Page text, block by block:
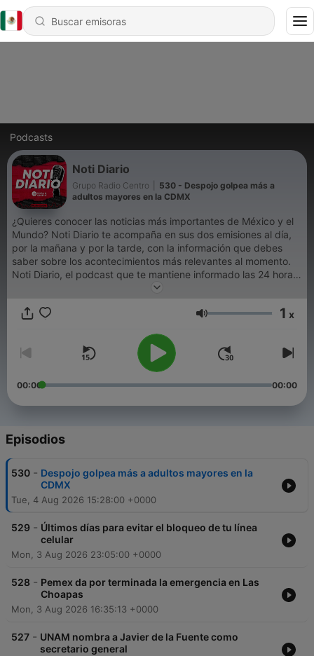
Podcasts
Noti Diario
Grupo Radio Centro
530 - Despojo golpea más a
adultos mayores en la CDMX
¿Quieres conocer las noticias más importantes de México y el
Mundo? Noti Diario te acompaña en sus dos emisiones al día,
por la mañana y por la tarde, con la información que debes
saber sobre los acontecimientos más relevantes al momento.
Noti Diario, el podcast que te mantiene informado las 24 horas.
Volumen 1 x
00:00 00:00
Episodios
530 - Despojo golpea más a adultos mayores en la
CDMX
Tue, 4 Aug 2026 15:28:00 +0000
529 - Últimos días para evitar el bloqueo de tu línea
celular
Mon, 3 Aug 2026 23:05:00 +0000
528 - Pemex da por terminada la emergencia en Las
Choapas
Mon, 3 Aug 2026 16:35:13 +0000
527 - UNAM nombra a Javier de la Fuente como
secretario general